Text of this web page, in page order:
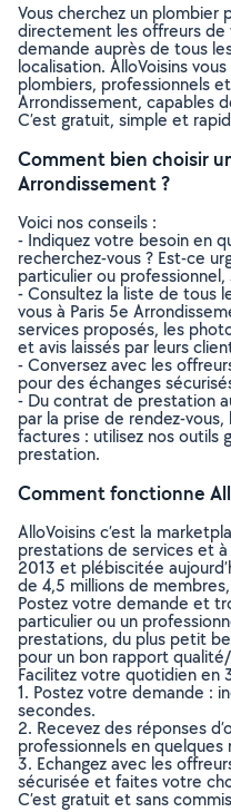
Vous cherchez un plombier
directement les offreurs
demande auprès de tous
localisation. AlloVoisins
plombiers, professionnels
Arrondissement, capables
C’est gratuit, simple et
Comment bien choisir
Arrondissement ?
Voici nos conseils :
- Indiquez votre besoin en
recherchez-vous ? Est-ce
particulier ou professionnel,
- Consultez la liste de tous
vous à Paris 5e
services proposés, les
et avis laissés par leurs
- Conversez avec les
pour des échanges
- Du contrat de prestation
par la prise de rendez-
factures : utilisez nos outils
prestation.
Comment fonctionne
AlloVoisins c’est la
prestations de services et
2013 et plébiscitée
de 4,5 millions de
Postez votre demande et
particulier ou un
prestations, du plus petit
pour un bon rapport
Facilitez votre quotidien en
1. Postez votre demande :
secondes.
2. Recevez des réponses
professionnels en quelques
3. Echangez avec les
sécurisée et faites votre
C’est gratuit et sans